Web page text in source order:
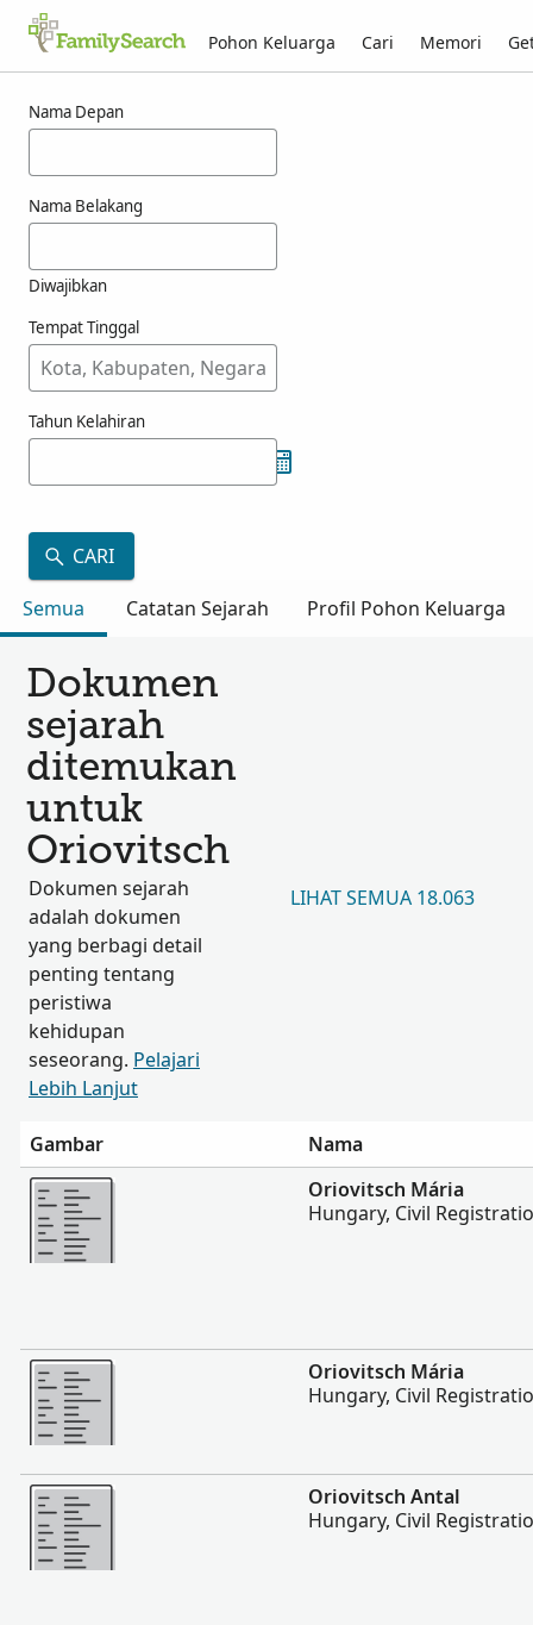
Pohon Keluarga Cari Memori
Nama Depan
Nama Belakang
Diwajibkan
Tempat Tinggal
Tahun Kelahiran
CARI
Semua
Catatan Sejarah Profil Pohon Keluarga
Dokumen
sejarah
ditemukan
untuk
Oriovitsch
Dokumen sejarah
adalah dokumen
yang berbagi detail
penting tentang
peristiwa
kehidupan
seseorang. Pelajari
Lebih Lanjut
LIHAT SEMUA 18.063
Gambar
Nama
Lebih banyak
Oriovitsch Mária
Hungary, Civil
Lebih banyak
Oriovitsch Mária
Hungary, Civil
Lebih banyak
Oriovitsch Antal
Hungary, Civil